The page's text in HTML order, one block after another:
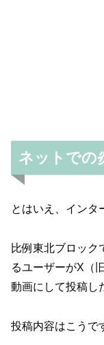
ネットでの
とはいえ、インタ
比例東北ブロック
るユーザーがX（
動画にして投稿し
投稿内容はこうで